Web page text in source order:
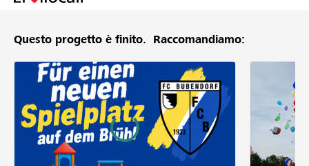
Sostenere
Trova progetti e organizzazioni
Questo progetto è finito. Raccomandiamo: